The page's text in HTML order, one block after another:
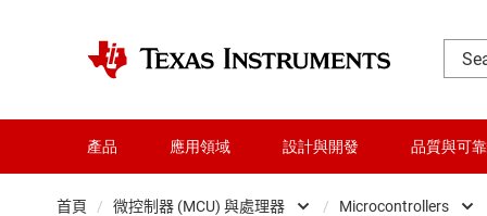
產品 應用領域 設計與開發 品質與可
首頁 / 微控制器 (MCU) 與處理器 / Microcontrollers